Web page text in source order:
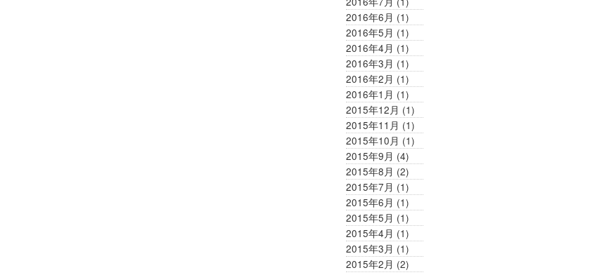
2016年6月 (1)
2016年5月 (1)
2016年4月 (1)
2016年3月 (1)
2016年2月 (1)
2016年1月 (1)
2015年12月 (1)
2015年11月 (1)
2015年10月 (1)
2015年9月 (4)
2015年8月 (2)
2015年7月 (1)
2015年6月 (1)
2015年5月 (1)
2015年4月 (1)
2015年3月 (1)
2015年2月 (2)